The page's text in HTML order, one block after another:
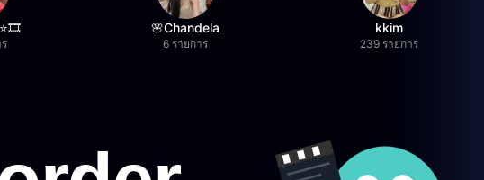
🌸Chandela
6 รายการ
kkim
239 รายการ